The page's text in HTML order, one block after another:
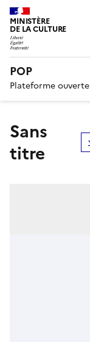
MINISTÈRE
DE LA CULTURE
POP
Plateforme
Sans
titre